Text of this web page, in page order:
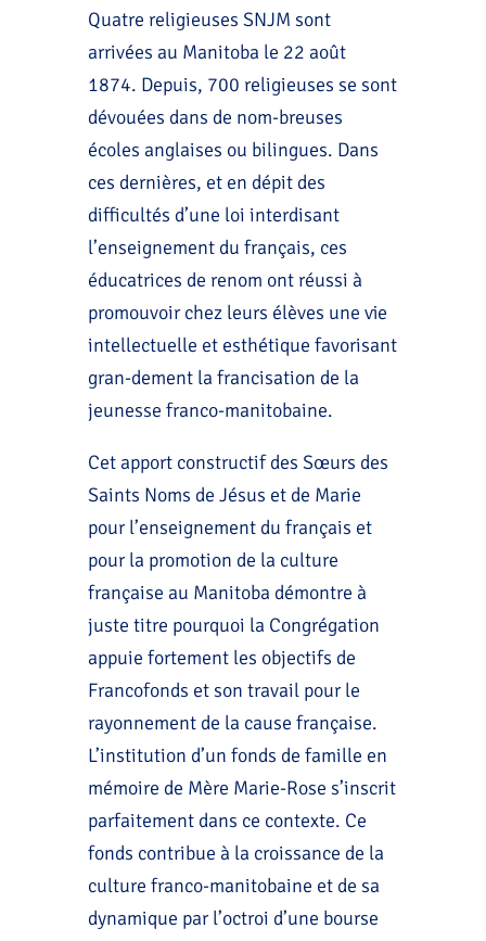
Quatre religieuses SNJM sont
arrivées au Manitoba le 22 août
1874. Depuis, 700 religieuses se sont
dévouées dans de nom-breuses
écoles anglaises ou bilingues. Dans
ces dernières, et en dépit des
difficultés d’une loi interdisant
l’enseignement du français, ces
éducatrices de renom ont réussi à
promouvoir chez leurs élèves une vie
intellectuelle et esthétique favorisant
gran-dement la francisation de la
jeunesse franco-manitobaine.
Cet apport constructif des Sœurs des
Saints Noms de Jésus et de Marie
pour l’enseignement du français et
pour la promotion de la culture
française au Manitoba démontre à
juste titre pourquoi la Congrégation
appuie fortement les objectifs de
Francofonds et son travail pour le
rayonnement de la cause française.
L’institution d’un fonds de famille en
mémoire de Mère Marie-Rose s’inscrit
parfaitement dans ce contexte. Ce
fonds contribue à la croissance de la
culture franco-manitobaine et de sa
dynamique par l’octroi d’une bourse